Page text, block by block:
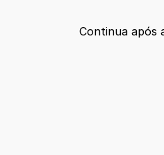
Continua após